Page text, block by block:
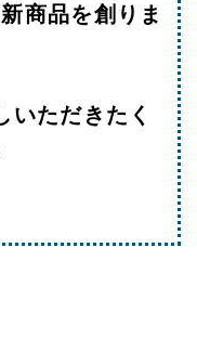
商品を創りま
いただきたく